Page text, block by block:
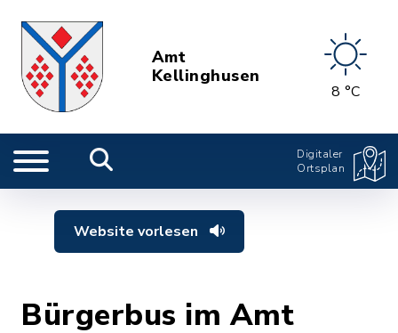
Amt
Kellinghusen
8 °C
Digitaler
Ortsplan
Website vorlesen
Bürgerbus im Amt